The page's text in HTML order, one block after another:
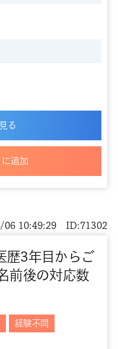
る
追加
歴3年目からご
前後の対応数
06 10:49:29 ID:71302
経験不問